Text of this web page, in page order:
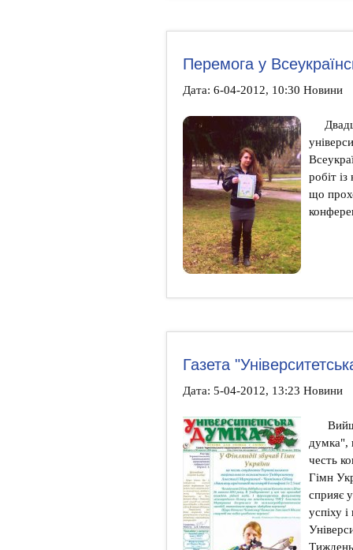
Перемога у
Дата: 6-04-2012, 10:30 Новини
робіт
що
Газета
Дата: 5-04-2012, 13:23 Новини
думка",
честь
Гімн
сприяє
успіху